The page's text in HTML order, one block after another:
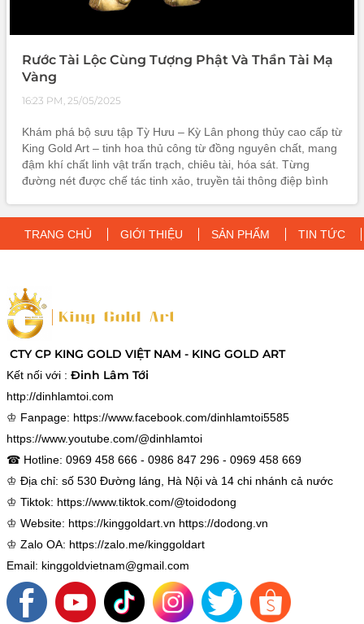
Rước Tài Lộc Cùng Tượng Phật Và Thần Tài Mạ
Vàng
16:23 PM, 25/05/2025
Khám phá bộ sưu tập Tỳ Hưu – Kỳ Lân phong thủy cao cấp từ
King Gold Art – tinh hoa thủ công từ đồng nguyên chất, mang
đậm khí chất linh vật trấn trạch, chiêu tài, hóa sát. Từng
đường nét được chế tác tinh xảo, truyền tải thông điệp bình
TRANG CHỦ
GIỚI THIỆU SẢN PHẨM TIN TỨC
CTY CP KING GOLD VIỆT NAM - KING GOLD ART
Kết nối với : Đinh Lâm Tới
http://dinhlamtoi.com
♔ Fanpage: https://www.facebook.com/dinhlamtoi5585
https://www.youtube.com/@dinhlamtoi
☎ Hotline: 0969 458 666 - 0986 847 296 - 0969 458 669
♔ Địa chỉ: số 530 Đường láng, Hà Nội và 14 chi nhánh cả nước
♔ Tiktok: https://www.tiktok.com/@toidodong
♔ Website: https://kinggoldart.vn https://dodong.vn
♔ Zalo OA: https://zalo.me/kinggoldart
Email: kinggoldvietnam@gmail.com